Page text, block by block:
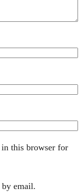
in this browser for
email.